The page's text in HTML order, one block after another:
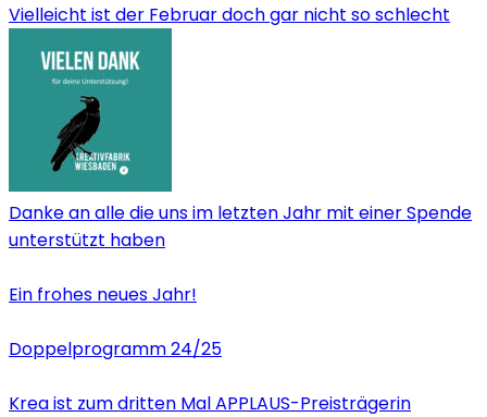
Vielleicht ist der Februar doch gar nicht so schlecht
Danke an alle die uns im letzten Jahr mit einer Spende
unterstützt haben
Ein frohes neues Jahr!
Doppelprogramm 24/25
Krea ist zum dritten Mal APPLAUS-Preisträgerin